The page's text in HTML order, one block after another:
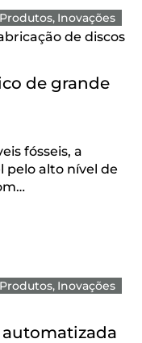
Produtos Inovações
de discos
de grande
fósseis, a
pelo alto nível de
Produtos Inovações
automatizada